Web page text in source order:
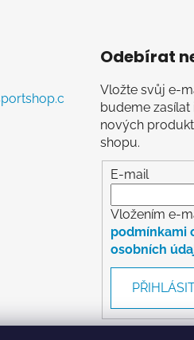
Odebírat
Vložte svůj e-
budeme
nových
shopu.
E-mail
Vložením e-
podmínkami
osobních